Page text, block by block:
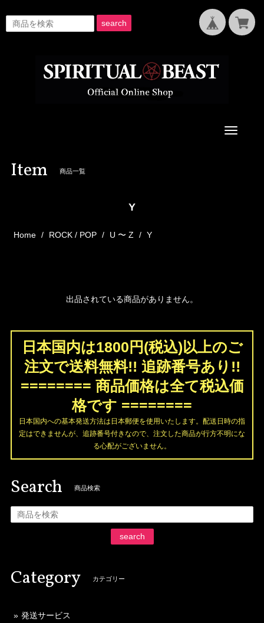
search
Toggle
Item 商品一覧
Y
Home ROCK / POP U 〜 Z Y
出品されている商品がありません。
日本国内は1800円(税込)以上のご
注文で送料無料!! 追跡番号あり!!
======== 商品価格は全て税込価
格です ========
日本国内への基本発送方法は日本郵便を使用いたします。配送日時の指
定はできませんが、追跡番号付きなので、注文した商品が行方不明にな
る心配がございません。
Search 商品検索
search
Category カテゴリー
発送サービス